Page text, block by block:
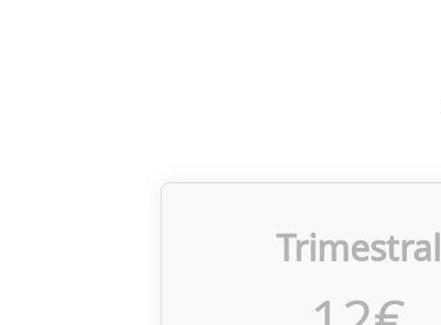
Trimestral